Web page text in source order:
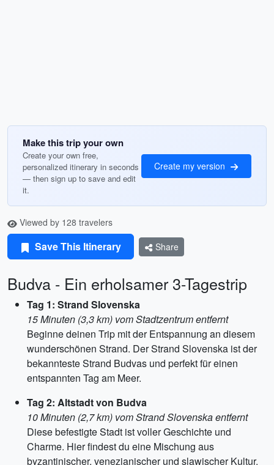
Make this trip your own
Create your own free,
personalized itinerary in seconds
— then sign up to save and edit
it.
Create my version
Viewed by 128 travelers
Save This Itinerary Share
Budva - Ein erholsamer 3-Tagestrip
Tag 1: Strand Slovenska
15 Minuten (3,3 km) vom Stadtzentrum entfernt
Beginne deinen Trip mit der Entspannung an diesem
wunderschönen Strand. Der Strand Slovenska ist der
bekannteste Strand Budvas und perfekt für einen
entspannten Tag am Meer.
Tag 2: Altstadt von Budva
10 Minuten (2,7 km) vom Strand Slovenska entfernt
Diese befestigte Stadt ist voller Geschichte und
Charme. Hier findest du eine Mischung aus
byzantinischer, venezianischer und slawischer Kultur.